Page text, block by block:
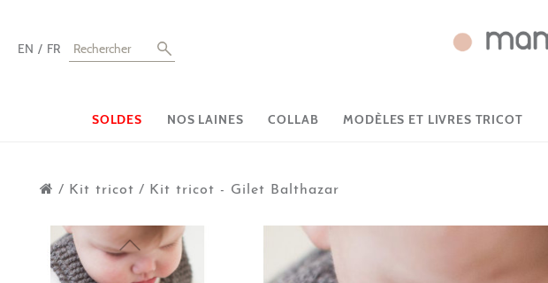
EN FR
SOLDES NOS LAINES COLLAB MODÈLES ET LIVRES TRICOT
/ Kit tricot / Kit tricot - Gilet Balthazar